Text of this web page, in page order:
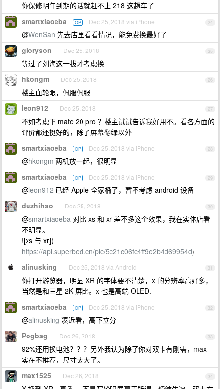
你保修明年到期的话就赶不上 218 这趟车了
24
smartxiaoeba OP Dec 25, 2018 via iPhone
@WenSan 先去店里看看情况，能免费换最好了
25
gloryson Dec 25, 2018
等过了刘海这一拔才考虑换
26
hkongm Dec 25, 2018
楼主血轮眼，佩服佩服
27
leon912 Dec 25, 2018
不如考虑下 mate 20 pro ？楼主试试告诉我好用不。看各方面的
评价都还挺好的，除了屏幕翻绿以外
28
smartxiaoeba OP Dec 25, 2018 via iPhone
@hkongm 两机放一起，很明显
29
smartxiaoeba OP Dec 25, 2018 via iPhone
@leon912 已经 Apple 全家桶了，暂不考虑 android 设备
30
duzhihao Dec 25, 2018
@smartxiaoeba 对比 xs 和 xr 差不多这个效果，我在实体店看
不明显。
![xs 与 xr](
https://api.superbed.cn/pic/5c21c06fc4ff9e2b4d69954d)
31
alinusking Dec 25, 2018 via Android
你打开游览器，明显 XR 的字体要不清楚，x 的分辨率高好多，
当然是和三星 2K 屏比。x 也是高端 OLED.
32
smartxiaoeba OP Dec 25, 2018 via iPhone
@alinusking 凑近看，高下立分
33
Pogbag Dec 26, 2018
92%还用换电池？？？另外我认为除了你对双卡有刚需，max
实在不推荐，尺寸太大了。
34
max1525 Dec 26, 2018